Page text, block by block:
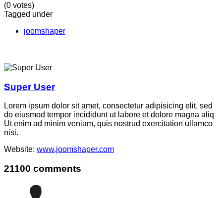
(0 votes)
Tagged under
joomshaper
Super User
Lorem ipsum dolor sit amet, consectetur adipisicing elit, sed
do eiusmod tempor incididunt ut labore et dolore magna aliq
Ut enim ad minim veniam, quis nostrud exercitation ullamco
nisi.
Website: www.joomshaper.com
21100 comments